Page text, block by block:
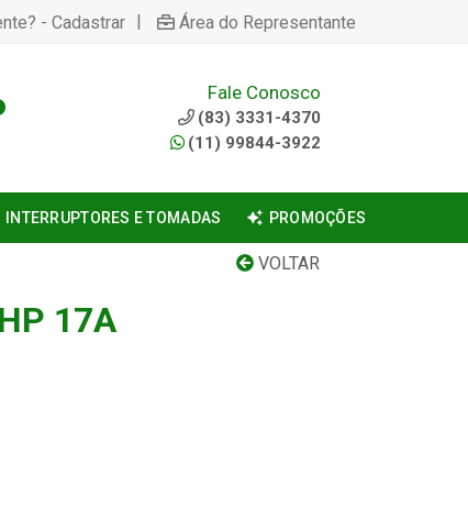
- Cadastrar | Área do Representante
Fale Conosco
(83) 3331-4370
(11) 99844-3922
INTERRUPTORES E TOMADAS PROMOÇÕES
VOLTAR
17A